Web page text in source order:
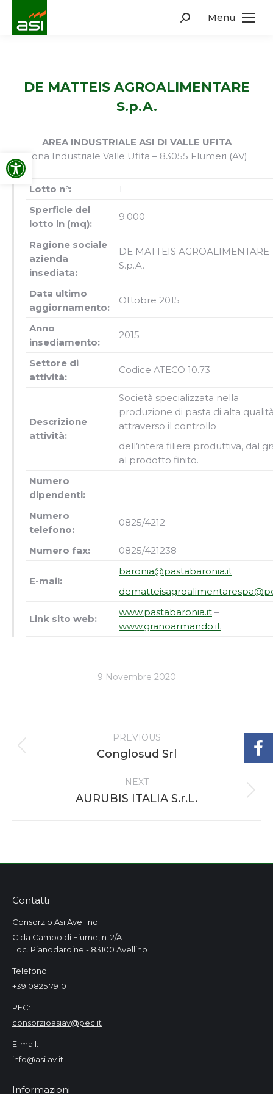
Apri la barra degli strumenti
Menu
Search:
DE MATTEIS AGROALIMENTARE
S.p.A.
AREA INDUSTRIALE ASI DI VALLE UFITA
Zona Industriale Valle Ufita – 83055 Flumeri (AV)
Lotto n°:
1
Sperficie del
lotto in (mq):
9.000
Ragione sociale
azienda
insediata:
DE MATTEIS AGROALIMENTARE
S.p.A.
Data ultimo
aggiornamento:
Ottobre 2015
Anno
insediamento:
2015
Settore di
attività:
Codice ATECO 10.73
Descrizione
attività:
Società specializzata nella
produzione di pasta di alta
attraverso il controllo
dell’intera filiera produttiva, dal
al prodotto finito.
Numero
dipendenti:
–
Numero
telefono:
0825/4212
Numero fax: 0825/421238
E-mail:
baronia@pastabaronia.it
Link sito web:
www.pastabaronia.it –
www.granoarmando.it
9 Novembre 2020
navigation
PREVIOUS
Previous
Conglosud Srl
NEXT
Next
AURUBIS ITALIA S.r.L.
Contatti
Consorzio Asi Avellino
C.da Campo di Fiume, n. 2/A
Loc. Pianodardine - 83100 Avellino
Telefono:
+39 0825 7910
PEC:
consorzioasiav@pec.it
E-mail:
info@asi.av.it
Informazioni